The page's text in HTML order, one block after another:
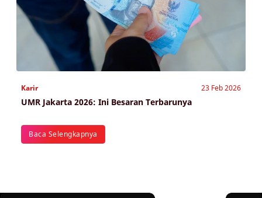
Karir 23 Feb 2026
UMR Jakarta 2026: Ini Besaran Terbarunya
Baca Selengkapnya